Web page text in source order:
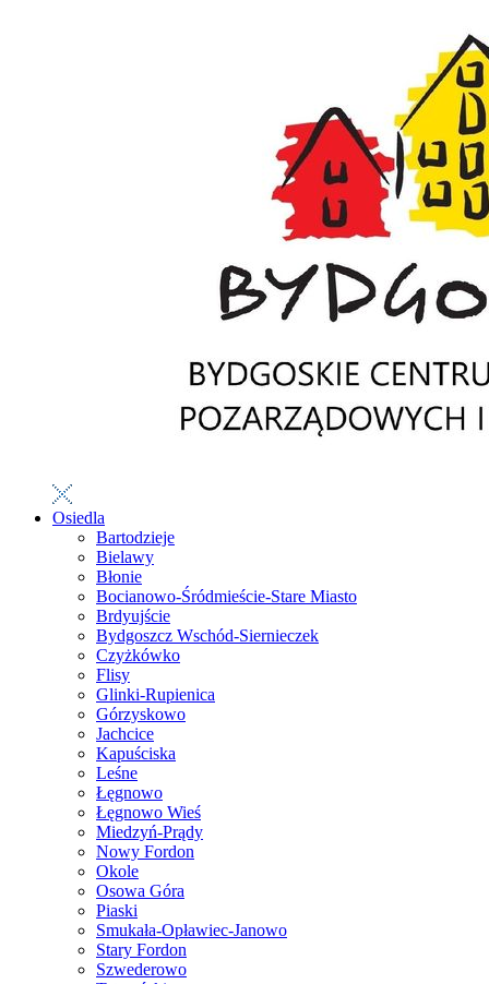
Osiedla
Bartodzieje
Bielawy
Błonie
Bocianowo-Śródmieście-Stare Miasto
Brdyujście
Bydgoszcz Wschód-Siernieczek
Czyżkówko
Flisy
Glinki-Rupienica
Górzyskowo
Jachcice
Kapuściska
Leśne
Łęgnowo
Łęgnowo Wieś
Miedzyń-Prądy
Nowy Fordon
Okole
Osowa Góra
Piaski
Smukała-Opławiec-Janowo
Stary Fordon
Szwederowo